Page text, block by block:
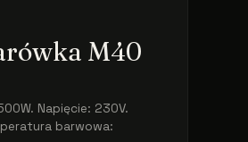
M40
Napięcie: 230V.
barwowa: